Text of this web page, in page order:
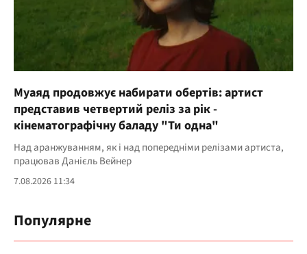
Муаяд продовжує набирати обертів: артист
представив четвертий реліз за рік -
кінематографічну баладу "Ти одна"
Над аранжуванням, як і над попередніми релізами артиста,
працював Данієль Вейнер
7.08.2026 11:34
Популярне